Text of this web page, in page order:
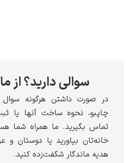
سوالی دارید؟ از
در صورت داشتن هرگونه سوال
چاپبو، نحوه ساخت آنها یا
تماس بگیرید. ما همراه شما
خانه‌تان بیاورید یا دوستان و
هدیه ماندگار شگفت‌زده کنید.